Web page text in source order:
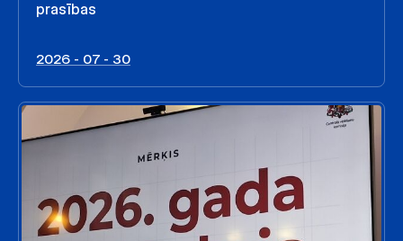
prasības
2026 - 07 - 30